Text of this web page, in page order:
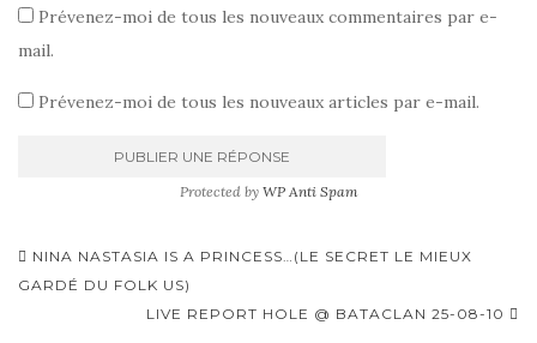
Prévenez-moi de tous les nouveaux commentaires par e-
mail.
Prévenez-moi de tous les nouveaux articles par e-mail.
Protected by WP Anti Spam
Pagination
d'article
NINA NASTASIA IS A PRINCESS…(LE SECRET LE MIEUX
GARDÉ DU FOLK US)
LIVE REPORT HOLE @ BATACLAN 25-08-10